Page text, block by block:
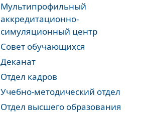
Мультипрофильный
аккредитационно-
симуляционный центр
Совет обучающихся
Деканат
Отдел кадров
Учебно-методический отдел
Отдел высшего образования